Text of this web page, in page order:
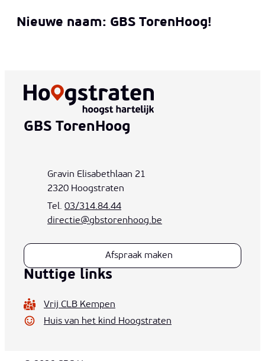
Nieuwe naam: GBS TorenHoog!
Contact & openingsuren
GBS TorenHoog
AdresGravin Elisabethlaan 21
,2320 Hoogstraten
03/314.84.44
E-maildirectie@gbstorenhoog.be
Afspraak maken
Nuttige links
Vrij CLB Kempen
Huis van het kind Hoogstraten